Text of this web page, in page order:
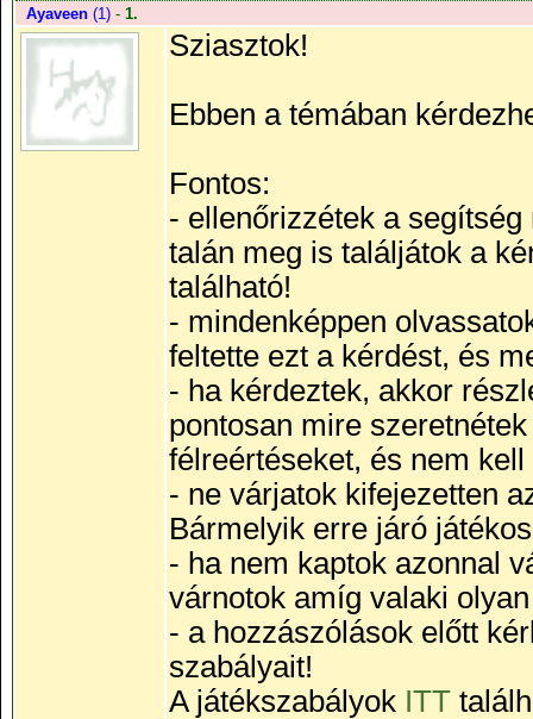
Ayaveen(1) - 1.
Sziasztok!
Ebben a témában
Fontos:
- ellenőrizzétek a
talán meg is találjátok a
található!
- mindenképpen
feltette ezt a kérdést, és
- ha kérdeztek, akkor
pontosan mire
félreértéseket, és nem
- ne várjatok kifejezetten
Bármelyik erre járó
- ha nem kaptok azonnal
várnotok amíg valaki
- a hozzászólások előtt
szabályait!
A játékszabályok ITT